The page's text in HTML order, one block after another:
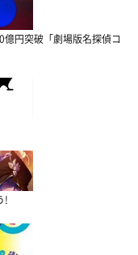
円突破「劇場版名探偵コ
!